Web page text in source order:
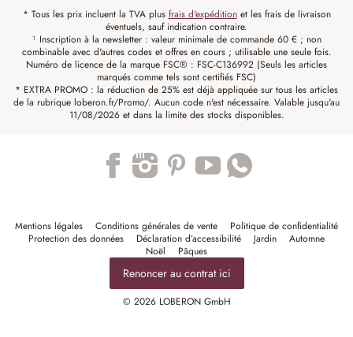
* Tous les prix incluent la TVA plus frais d'expéditionet les frais de livraison
éventuels, sauf indication contraire.
¹ Inscription à la newsletter : valeur minimale de commande 60 € ; non
combinable avec d'autres codes et offres en cours ; utilisable une seule fois.
Numéro de licence de la marque FSC® : FSC-C136992 (Seuls les articles
marqués comme tels sont certifiés FSC)
* EXTRA PROMO : la réduction de 25% est déjà appliquée sur tous les articles
de la rubrique loberon.fr/Promo/. Aucun code n'est nécessaire. Valable jusqu'au
11/08/2026 et dans la limite des stocks disponibles.
Mentions légales Conditions générales de vente
Politique de confidentialité
Protection des données
Déclaration d’accessibilité Jardin
Automne
Noël
Pâques
Renoncer au contrat ici
© 2026 LOBERON GmbH